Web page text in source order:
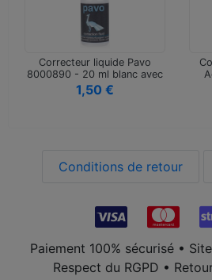
Correcteur liquide Pavo
8000890 - 20 ml blanc avec
pin…
1,50 €
Conditions de retour
Paiement 100% sécurisé •
Respect du RGPD •